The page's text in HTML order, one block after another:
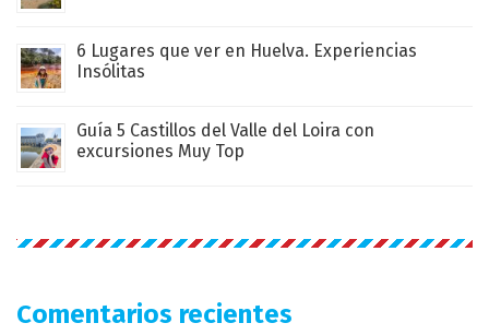
6 Lugares que ver en Huelva. Experiencias
Insólitas
Guía 5 Castillos del Valle del Loira con
excursiones Muy Top
Comentarios recientes